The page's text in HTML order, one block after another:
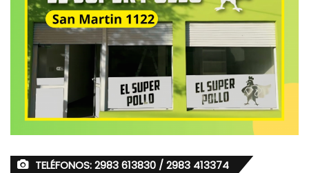
TELÉFONOS: 2983 613830 / 2983 413374